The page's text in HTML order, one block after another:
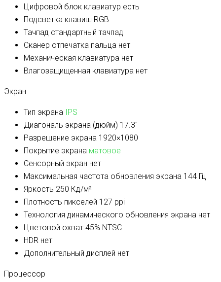
Цифровой блок клавиатур есть
Подсветка клавиш RGB
Тачпад стандартный тачпад
Сканер отпечатка пальца нет
Механическая клавиатура нет
Влагозащищенная клавиатура нет
Экран
Тип экрана IPS
Диагональ экрана (дюйм) 17.3″
Разрешение экрана 1920×1080
Покрытие экрана матовое
Сенсорный экран нет
Максимальная частота обновления экрана 144 Гц
Яркость 250 Кд/м²
Плотность пикселей 127 ppi
Технология динамического обновления экрана нет
Цветовой охват 45% NTSC
HDR нет
Дополнительный дисплей нет
Процессор